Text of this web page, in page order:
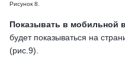
Рисунок 8.
Показывать в мобильной
будет показываться на
(рис.9).